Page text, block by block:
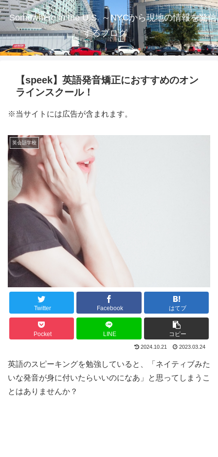
Somewhere in the U.S. ～NYCから現地の情報を発信
するブログ
【speek】英語発音矯正におすすめのオン
ラインスクール！
※当サイトには広告が含まれます。
英会話学校
Twitter Facebook はてブ
Pocket LINE コピー
2024.10.21 2023.03.24
英語のスピーキングを勉強していると、「ネイティブみた
いな発音が身に付いたらいいのになあ」と思ってしまうこ
とはありませんか？